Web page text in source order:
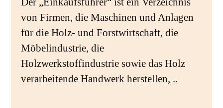
von Firmen, die Maschinen und Anlagen
für die Holz- und Forstwirtschaft, die
Möbelindustrie, die
Holzwerkstoffindustrie sowie das Holz
verarbeitende Handwerk herstellen, ..